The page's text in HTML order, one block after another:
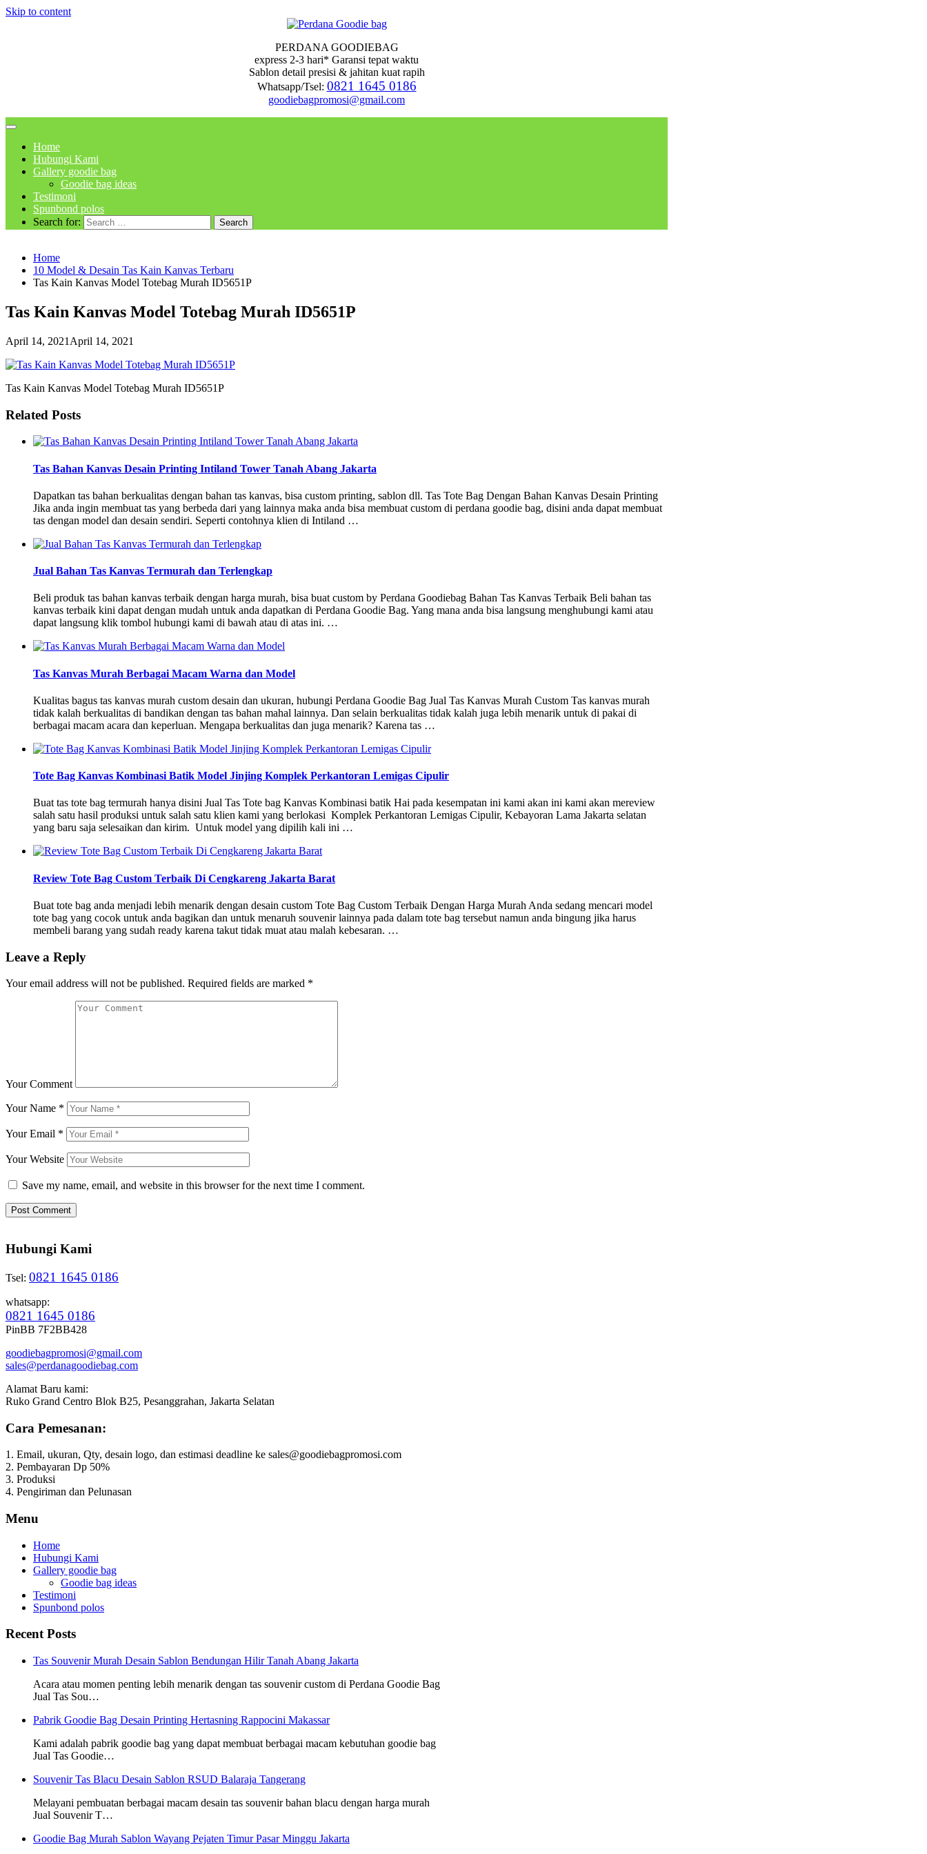
Skip to content
PERDANA GOODIEBAG
express 2-3 hari* Garansi tepat waktu
Sablon detail presisi & jahitan kuat rapih
Whatsapp/Tsel: 0821 1645 0186
goodiebagpromosi@gmail.com
Home
Hubungi Kami
Gallery goodie bag
Goodie bag ideas
Testimoni
Spunbond polos
Search for:
Home
10 Model & Desain Tas Kain Kanvas Terbaru
Tas Kain Kanvas Model Totebag Murah ID5651P
Tas Kain Kanvas Model Totebag Murah ID5651P
April 14, 2021 April 14, 2021
Tas Kain Kanvas Model Totebag Murah ID5651P
Related Posts
Tas Bahan Kanvas Desain Printing Intiland Tower Tanah Abang Jakarta
Dapatkan tas bahan berkualitas dengan bahan tas kanvas, bisa custom printing, sablon dll. Tas Tote Bag Dengan Bahan Kanvas Desain Printing
Jika anda ingin membuat tas yang berbeda dari yang lainnya maka anda bisa membuat custom di perdana goodie bag, disini anda dapat membuat
tas dengan model dan desain sendiri. Seperti contohnya klien di Intiland …
Jual Bahan Tas Kanvas Termurah dan Terlengkap
Beli produk tas bahan kanvas terbaik dengan harga murah, bisa buat custom by Perdana Goodiebag Bahan Tas Kanvas Terbaik Beli bahan tas
kanvas terbaik kini dapat dengan mudah untuk anda dapatkan di Perdana Goodie Bag. Yang mana anda bisa langsung menghubungi kami atau
dapat langsung klik tombol hubungi kami di bawah atau di atas ini. …
Tas Kanvas Murah Berbagai Macam Warna dan Model
Kualitas bagus tas kanvas murah custom desain dan ukuran, hubungi Perdana Goodie Bag Jual Tas Kanvas Murah Custom Tas kanvas murah
tidak kalah berkualitas di bandikan dengan tas bahan mahal lainnya. Dan selain berkualitas tidak kalah juga lebih menarik untuk di pakai di
berbagai macam acara dan keperluan. Mengapa berkualitas dan juga menarik? Karena tas …
Tote Bag Kanvas Kombinasi Batik Model Jinjing Komplek Perkantoran Lemigas Cipulir
Buat tas tote bag termurah hanya disini Jual Tas Tote bag Kanvas Kombinasi batik Hai pada kesempatan ini kami akan ini kami akan mereview
salah satu hasil produksi untuk salah satu klien kami yang berlokasi Komplek Perkantoran Lemigas Cipulir, Kebayoran Lama Jakarta selatan
yang baru saja selesaikan dan kirim. Untuk model yang dipilih kali ini …
Review Tote Bag Custom Terbaik Di Cengkareng Jakarta Barat
Buat tote bag anda menjadi lebih menarik dengan desain custom Tote Bag Custom Terbaik Dengan Harga Murah Anda sedang mencari model
tote bag yang cocok untuk anda bagikan dan untuk menaruh souvenir lainnya pada dalam tote bag tersebut namun anda bingung jika harus
membeli barang yang sudah ready karena takut tidak muat atau malah kebesaran. …
Leave a Reply
Your email address will not be published. Required fields are marked *
Your Comment
Your Name *
Your Email *
Your Website
Save my name, email, and website in this browser for the next time I comment.
Hubungi Kami
Tsel: 0821 1645 0186
whatsapp:
0821 1645 0186
PinBB 7F2BB428
goodiebagpromosi@gmail.com
sales@perdanagoodiebag.com
Alamat Baru kami:
Ruko Grand Centro Blok B25, Pesanggrahan, Jakarta Selatan
Cara Pemesanan:
1. Email, ukuran, Qty, desain logo, dan estimasi deadline ke sales@goodiebagpromosi.com
2. Pembayaran Dp 50%
3. Produksi
4. Pengiriman dan Pelunasan
Menu
Home
Hubungi Kami
Gallery goodie bag
Goodie bag ideas
Testimoni
Spunbond polos
Recent Posts
Tas Souvenir Murah Desain Sablon Bendungan Hilir Tanah Abang Jakarta
Acara atau momen penting lebih menarik dengan tas souvenir custom di Perdana Goodie Bag
Jual Tas Sou…
Pabrik Goodie Bag Desain Printing Hertasning Rappocini Makassar
Kami adalah pabrik goodie bag yang dapat membuat berbagai macam kebutuhan goodie bag
Jual Tas Goodie…
Souvenir Tas Blacu Desain Sablon RSUD Balaraja Tangerang
Melayani pembuatan berbagai macam desain tas souvenir bahan blacu dengan harga murah
Jual Souvenir T…
Goodie Bag Murah Sablon Wayang Pejaten Timur Pasar Minggu Jakarta